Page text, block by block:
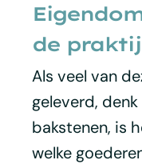
de
Als veel van
geleverd,
bakstenen, is
welke